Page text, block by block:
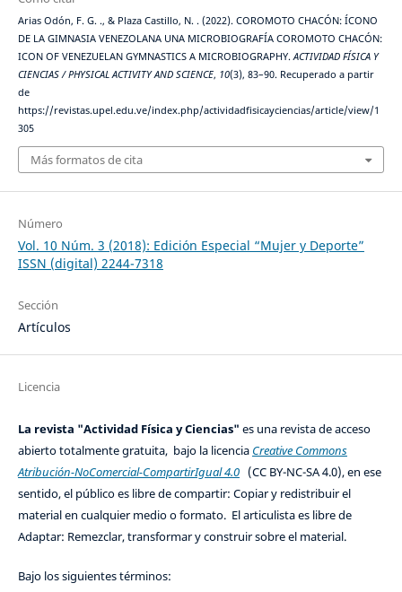
Arias Odón, F. G. ., & Plaza Castillo, N. . (2022). COROMOTO CHACÓN: ÍCONO
DE LA GIMNASIA VENEZOLANA UNA MICROBIOGRAFÍA COROMOTO CHACÓN:
ICON OF VENEZUELAN GYMNASTICS A MICROBIOGRAPHY.ACTIVIDAD FÍSICA Y
CIENCIAS / PHYSICAL ACTIVITY AND SCIENCE, 10(3), 83–90. Recuperado a partir
de
https://revistas.upel.edu.ve/index.php/actividadfisicayciencias/article/view/1
305
Más formatos de cita
Número
Vol. 10 Núm. 3 (2018): Edición Especial “Mujer y Deporte”
ISSN (digital) 2244-7318
Sección
Artículos
Licencia
La revista "Actividad Física y Ciencias" es una revista de acceso
abierto totalmente gratuita, bajo la licencia Creative Commons
Atribución-NoComercial-CompartirIgual 4.0(CC BY-NC-SA 4.0), en ese
sentido, el público es libre de compartir: Copiar y redistribuir el
material en cualquier medio o formato. El articulista es libre de
Adaptar: Remezclar, transformar y construir sobre el material.
Bajo los siguientes términos: